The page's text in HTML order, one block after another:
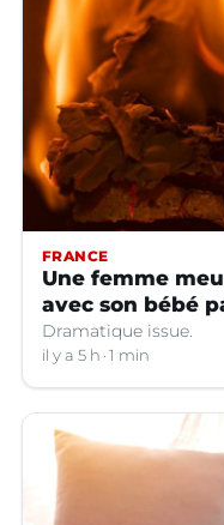
FRANCE
Une femme
avec son bébé
Dramatique issue.
il y a 5 h 1 min